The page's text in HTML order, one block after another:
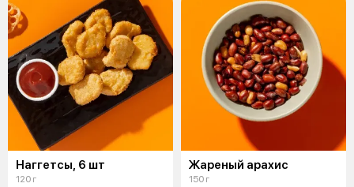
Наггетсы, 6 шт
120 г
Жареный арахис
150 г